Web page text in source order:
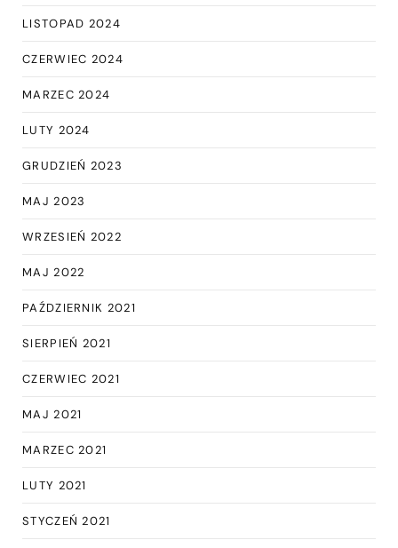
LISTOPAD 2024
CZERWIEC 2024
MARZEC 2024
LUTY 2024
GRUDZIEŃ 2023
MAJ 2023
WRZESIEŃ 2022
MAJ 2022
PAŹDZIERNIK 2021
SIERPIEŃ 2021
CZERWIEC 2021
MAJ 2021
MARZEC 2021
LUTY 2021
STYCZEŃ 2021